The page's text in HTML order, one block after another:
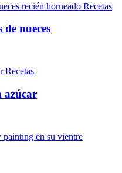
Recetas
nueces
Recetas
azúcar